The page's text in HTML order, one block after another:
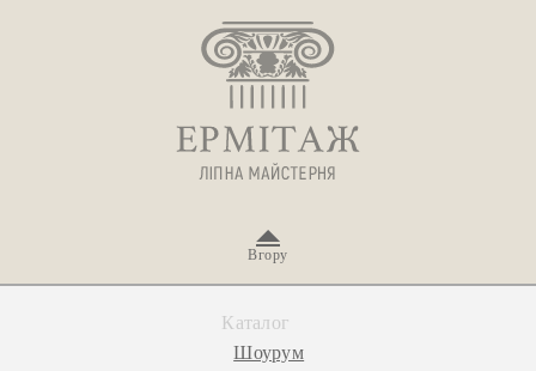
Вгору
Каталог
Шоурум